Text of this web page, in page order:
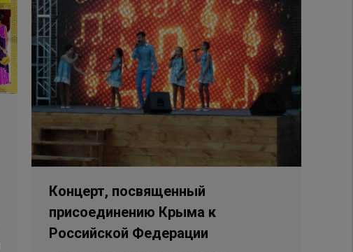
Концерт, посвященный
присоединению Крыма к
Российской Федерации